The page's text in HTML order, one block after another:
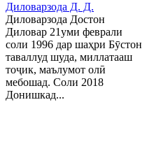
Диловарзода Д. Д.
Диловарзода Достон
Диловар 21уми феврали
соли 1996 дар шаҳри Бӯстон
таваллуд шуда, миллатааш
тоҷик, маълумот олӣ
мебошад. Соли 2018
Донишкад...